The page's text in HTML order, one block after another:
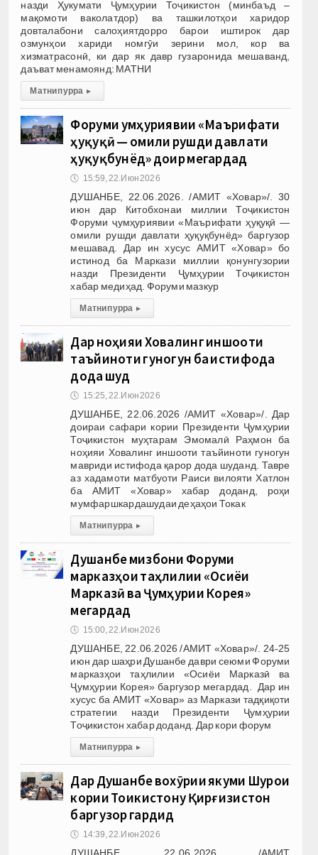
назди Ҳукумати Ҷумҳурии Тоҷикистон (минбаъд –
мақомоти ваколатдор) ва ташкилотҳои харидор
довталабони салоҳиятдорро барои иштирок дар
озмунҳои хариди номгӯи зерини мол, кор ва
хизматрасонӣ, ки дар як давр гузаронида мешаванд,
даъват менамоянд: МАТНИ
Матни пурра ▸
Форуми ҷумҳуриявии «Маърифати
ҳуқуқӣ — омили рушди давлати
ҳуқуқбунёд» доир мегардад
🕔 15:59, 22.Июн 2026
ДУШАНБЕ, 22.06.2026. /АМИТ «Ховар»/. 30
июн дар Китобхонаи миллии Тоҷикистон
Форуми ҷумҳуриявии «Маърифати ҳуқуқӣ —
омили рушди давлати ҳуқуқбунёд» баргузор
мешавад. Дар ин хусус АМИТ «Ховар» бо
истинод ба Маркази миллии қонунгузории
назди Президенти Ҷумҳурии Тоҷикистон
хабар медиҳад. Форуми мазкур
Матни пурра ▸
Дар ноҳияи Ховалинг иншооти
таъйиноти гуногун ба истифода
дода шуд
🕔 15:25, 22.Июн 2026
ДУШАНБЕ, 22.06.2026 /АМИТ «Ховар»/. Дар
доираи сафари кории Президенти Ҷумҳурии
Тоҷикистон муҳтарам Эмомалӣ Раҳмон ба
ноҳияи Ховалинг иншооти таъйиноти гуногун
мавриди истифода қарор дода шуданд. Тавре
аз хадамоти матбуоти Раиси вилояти Хатлон
ба АМИТ «Ховар» хабар доданд, роҳи
мумфаршкардашудаи деҳаҳои Токак
Матни пурра ▸
Душанбе мизбони Форуми
марказҳои таҳлилии «Осиёи
Марказӣ ва Ҷумҳурии Корея»
мегардад
🕔 15:00, 22.Июн 2026
ДУШАНБЕ, 22.06.2026 /АМИТ «Ховар»/. 24-25
июн дар шаҳри Душанбе даври сеюми Форуми
марказҳои таҳлилии «Осиёи Марказӣ ва
Ҷумҳурии Корея» баргузор мегардад. Дар ин
хусус ба АМИТ «Ховар» аз Маркази тадқиқоти
стратегии назди Президенти Ҷумҳурии
Тоҷикистон хабар доданд. Дар кори форум
Матни пурра ▸
Дар Душанбе вохӯрии якуми Шурои
кории Тоҷикистону Қирғизистон
баргузор гардид
🕔 14:39, 22.Июн 2026